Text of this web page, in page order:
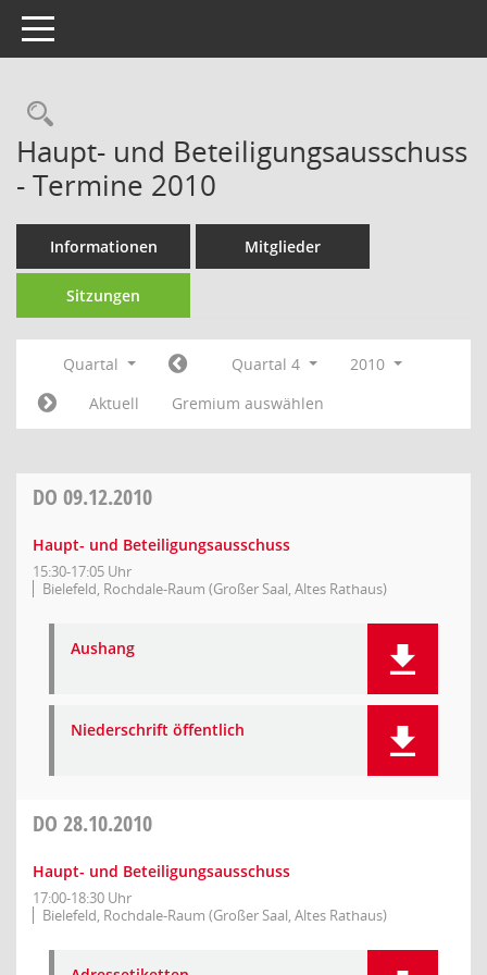
Toggle navigation
Rechercheauswahl
Haupt- und Beteiligungsausschuss
- Termine 2010
Informationen Mitglieder
Sitzungen
Quartal Quartal 4
2010
Aktuell
Gremium auswählen
DO 09.12.2010
Haupt- und Beteiligungsausschuss
15:30-17:05 Uhr
Bielefeld, Rochdale-Raum (Großer Saal, Altes Rathaus)
Aushang
Niederschrift öffentlich
DO 28.10.2010
Haupt- und Beteiligungsausschuss
17:00-18:30 Uhr
Bielefeld, Rochdale-Raum (Großer Saal, Altes Rathaus)